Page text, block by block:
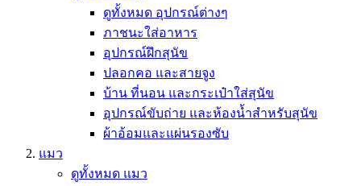
ดูทั้งหมด อุปกรณ์ต่างๆ
ภาชนะใส่อาหาร
อุปกรณ์ฝึกสุนัข
ปลอกคอ และสายจูง
บ้าน ที่นอน และกระเป๋าใส่สุนัข
อุปกรณ์ขับถ่าย และห้องน้ำสำหรับสุนัข
ผ้าอ้อมและแผ่นรองซับ
แมว
ดูทั้งหมด แมว